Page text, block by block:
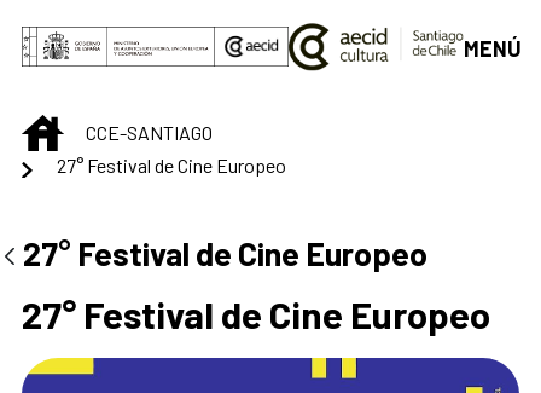
Saltar al contenido principal
MENÚ
INICIOCCE-SANTIAGO
27° Festival de Cine Europeo
Centro Cultural de
27° Festival de Cine Europeo
27° Festival de Cine Europeo